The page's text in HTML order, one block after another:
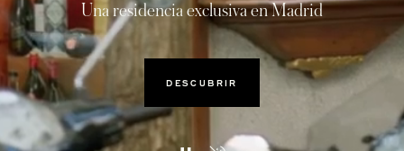
Una residencia exclusiva en Madrid
DESCUBRIR